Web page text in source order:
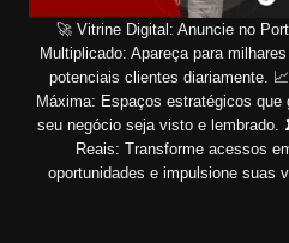
🚀 Vitrine Digital: Anuncie no
Multiplicado: Apareça para
potenciais clientes diariamente.
Máxima: Espaços estratégicos que
seu negócio seja visto e
Reais: Transforme acessos
oportunidades e impulsione suas